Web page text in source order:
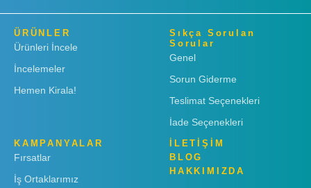
ÜRÜNLER
Ürünleri İncele
İncelemeler
Hemen Kirala!
Sıkça Sorulan
Sorular
Genel
Sorun Giderme
Teslimat Seçenekleri
İade Seçenekleri
KAMPANYALAR
Fırsatlar
İş Ortaklarımız
İLETİŞİM
BLOG
HAKKIMIZDA